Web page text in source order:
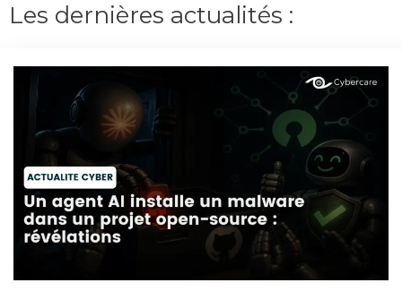
Les dernières actualités :